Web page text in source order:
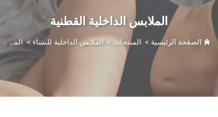
الملابس الداخلية القطنية
الصفحة الرئيسية > المنتجات > الملابس الداخلية للنساء>الملابس الداخلية القطنية